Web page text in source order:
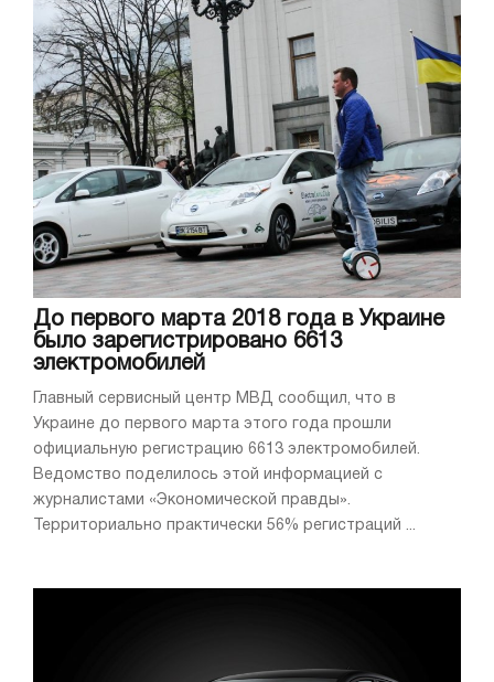
До первого марта 2018 года в Украине
было зарегистрировано 6613
электромобилей
Главный сервисный центр МВД сообщил, что в
Украине до первого марта этого года прошли
официальную регистрацию 6613 электромобилей.
Ведомство поделилось этой информацией с
журналистами «Экономической правды».
Территориально практически 56% регистраций ...